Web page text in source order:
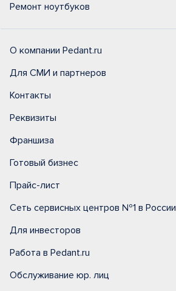
Ремонт ноутбуков
О компании Pedant.ru
Для СМИ и партнеров
Контакты
Реквизиты
Франшиза
Готовый бизнес
Прайс-лист
Сеть сервисных центров №1 в России
Для инвесторов
Работа в Pedant.ru
Обслуживание юр. лиц